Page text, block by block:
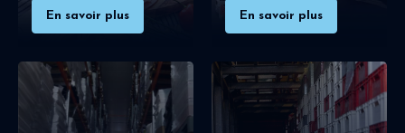
En savoir plus En savoir plus